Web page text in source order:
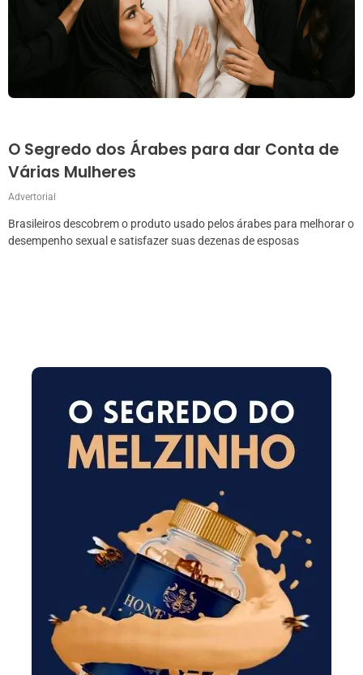
O Segredo dos Árabes para dar Conta de
Várias Mulheres
Advertorial
Brasileiros descobrem o produto usado pelos árabes para melhorar o
desempenho sexual e satisfazer suas dezenas de esposas